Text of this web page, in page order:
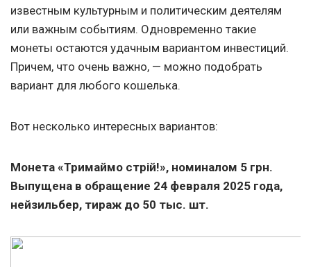
известным культурным и политическим деятелям
или важным событиям. Одновременно такие
монеты остаются удачным вариантом инвестиций.
Причем, что очень важно, — можно подобрать
вариант для любого кошелька.
Вот несколько интересных вариантов:
Монета «Тримаймо стрій!», номиналом 5 грн.
Выпущена в обращение 24 февраля 2025 года,
нейзильбер, тираж до 50 тыс. шт.